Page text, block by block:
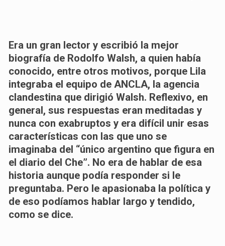
Era un gran lector y escribió la mejor
biografía de Rodolfo Walsh, a quien había
conocido, entre otros motivos, porque Lila
integraba el equipo de ANCLA, la agencia
clandestina que dirigió Walsh. Reflexivo, en
general, sus respuestas eran meditadas y
nunca con exabruptos y era difícil unir esas
características con las que uno se
imaginaba del “único argentino que figura en
el diario del Che”. No era de hablar de esa
historia aunque podía responder si le
preguntaba. Pero le apasionaba la política y
de eso podíamos hablar largo y tendido,
como se dice.